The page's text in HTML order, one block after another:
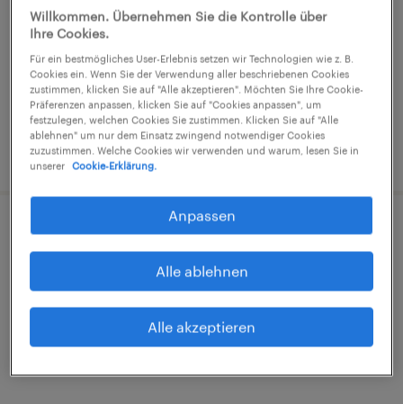
Koblenz, Rheinland-Pfalz
Arbeitnehmerüberlassung
€14,96 - €17,65 pro Stunde
Industrie und Handwerk
9. August 2026
Kommissionierer (m/w/d)
Kamen, Nordrhein-Westfalen
Arbeitnehmerüberlassung
€15,33 - €15,35 pro Stunde
Willkommen. Übernehmen Sie die Kontrolle über
Ihre Cookies.
Für ein bestmögliches User-Erlebnis setzen wir Technologien wie z. B.
Cookies ein. Wenn Sie der Verwendung aller beschriebenen Cookies
zustimmen, klicken Sie auf "Alle akzeptieren". Möchten Sie Ihre Cookie-
Präferenzen anpassen, klicken Sie auf "Cookies anpassen", um
festzulegen, welchen Cookies Sie zustimmen. Klicken Sie auf "Alle
ablehnen" um nur dem Einsatz zwingend notwendiger Cookies
zuzustimmen. Welche Cookies wir verwenden und warum, lesen Sie in
unserer
Cookie-Erklärung.
Anpassen
Alle ablehnen
Alle akzeptieren